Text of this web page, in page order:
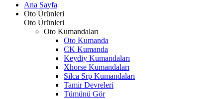
Ana Sayfa
Oto Ürünleri
Oto Ürünleri
Oto Kumandaları
Oto Kumanda
CK Kumanda
Keydiy Kumandaları
Xhorse Kumandaları
Silca Srp Kumandaları
Tamir Devreleri
Tümünü Gör